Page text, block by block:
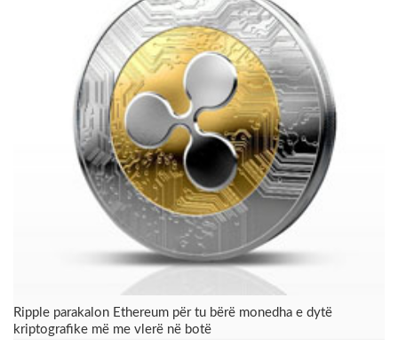
Ripple parakalon Ethereum për tu bërë monedha e dytë
kriptografike më me vlerë në botë